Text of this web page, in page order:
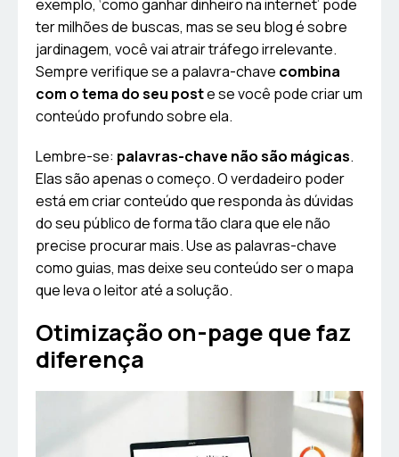
exemplo, ‘como ganhar dinheiro na internet’ pode
ter milhões de buscas, mas se seu blog é sobre
jardinagem, você vai atrair tráfego irrelevante.
Sempre verifique se a palavra-chave combina
com o tema do seu poste se você pode criar um
conteúdo profundo sobre ela.
Lembre-se: palavras-chave não são mágicas.
Elas são apenas o começo. O verdadeiro poder
está em criar conteúdo que responda às dúvidas
do seu público de forma tão clara que ele não
precise procurar mais. Use as palavras-chave
como guias, mas deixe seu conteúdo ser o mapa
que leva o leitor até a solução.
Otimização on-page que faz
diferença